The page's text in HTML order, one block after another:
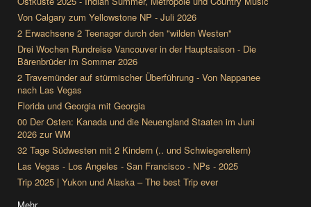
Von Calgary zum Yellowstone NP - Juli 2026
2 Erwachsene 2 Teenager durch den "wilden Westen"
Drei Wochen Rundreise Vancouver in der Hauptsaison - Die
Bärenbrüder im Sommer 2026
2 Travemünder auf stürmischer Überführung - Von Nappanee
nach Las Vegas
Florida und Georgia mit Georgia
00 Der Osten: Kanada und die Neuengland Staaten im Juni
2026 zur WM
32 Tage Südwesten mit 2 Kindern (.. und Schwiegereltern)
Las Vegas - Los Angeles - San Francisco - NPs - 2025
Trip 2025 | Yukon und Alaska – The best Trip ever